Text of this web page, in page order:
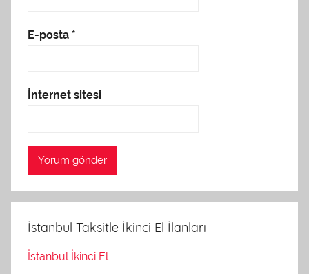
E-posta *
İnternet sitesi
İstanbul Taksitle İkinci El İlanları
İstanbul İkinci El